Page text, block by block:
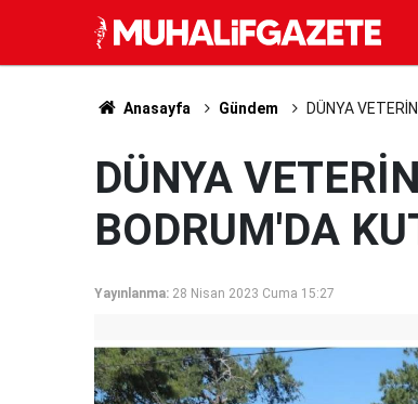
Anasayfa Gündem DÜNYA
DÜNYA
BODRUM'DA
Yayınlanma: 28 Nisan 2023 Cuma 15:27